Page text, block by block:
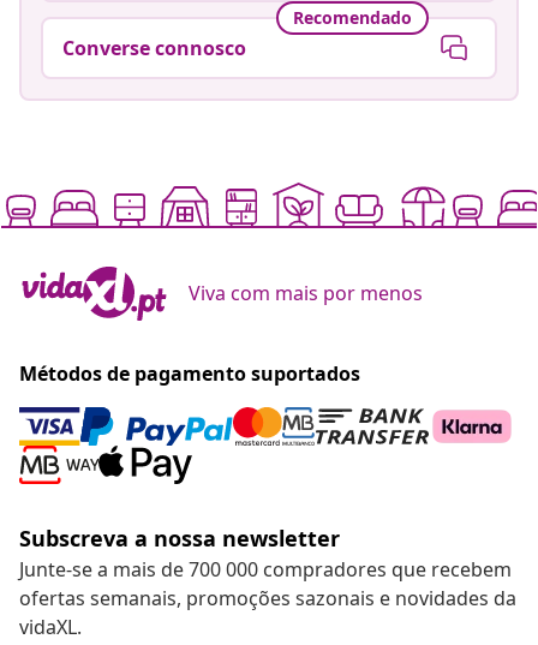
Recomendado
Converse connosco
Viva com mais por menos
Métodos de pagamento suportados
Subscreva a nossa newsletter
Junte-se a mais de 700 000 compradores que recebem
ofertas semanais, promoções sazonais e novidades da
vidaXL.